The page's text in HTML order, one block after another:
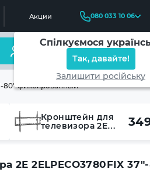
Акции 080 033 10 06
Спілкуємося
Так, давайте!
Залишити російську
80" фиксированный
Кронштейн для
телевизора 2E
2E 2ELPECO3780FIX